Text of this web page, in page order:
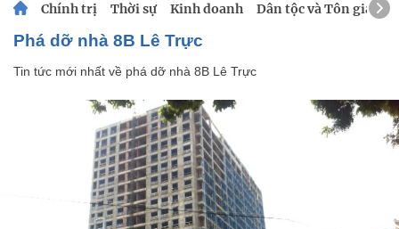
Chính trị Thời sự Kinh doanh Dân tộc và Tôn giáo
phá dỡ nhà 8B Lê Trực
Tin tức mới nhất về phá dỡ nhà 8B Lê Trực